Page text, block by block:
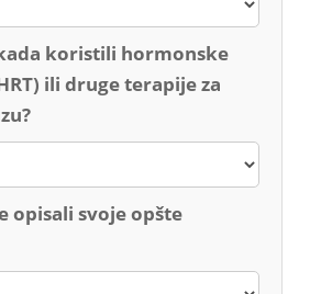
koristili hormonske
ili druge terapije za
opisali svoje opšte